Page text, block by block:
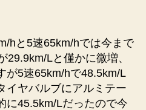
hと5速65km/hでは今まで
29.9km/Lと僅かに微増、
が5速65km/hで48.5km/L
イヤバルブにアルミテー
に45.5km/Lだったので今